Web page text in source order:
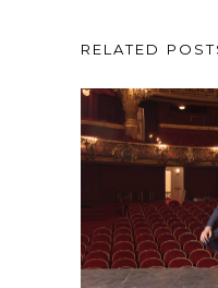
RELATED